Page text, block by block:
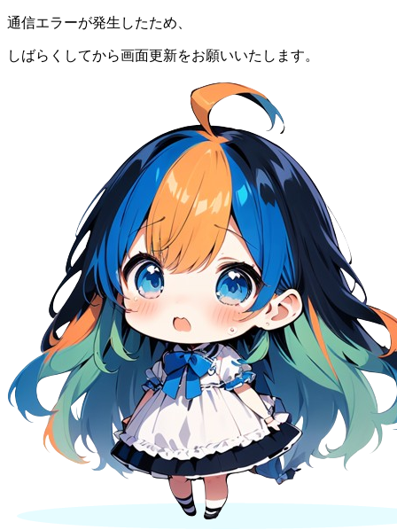
通信エラーが発生したため、
しばらくしてから画面更新をお願いいたします。